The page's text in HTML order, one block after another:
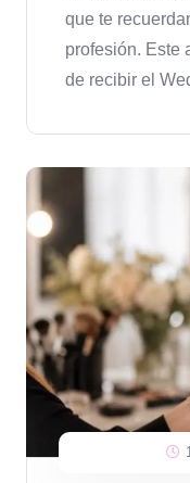
que te
profesión. Este
de recibir el